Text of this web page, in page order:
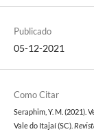
Publicado
05-12-2021
Como Citar
Seraphim, Y. M. (2021).
Vale do Itajaí (SC).